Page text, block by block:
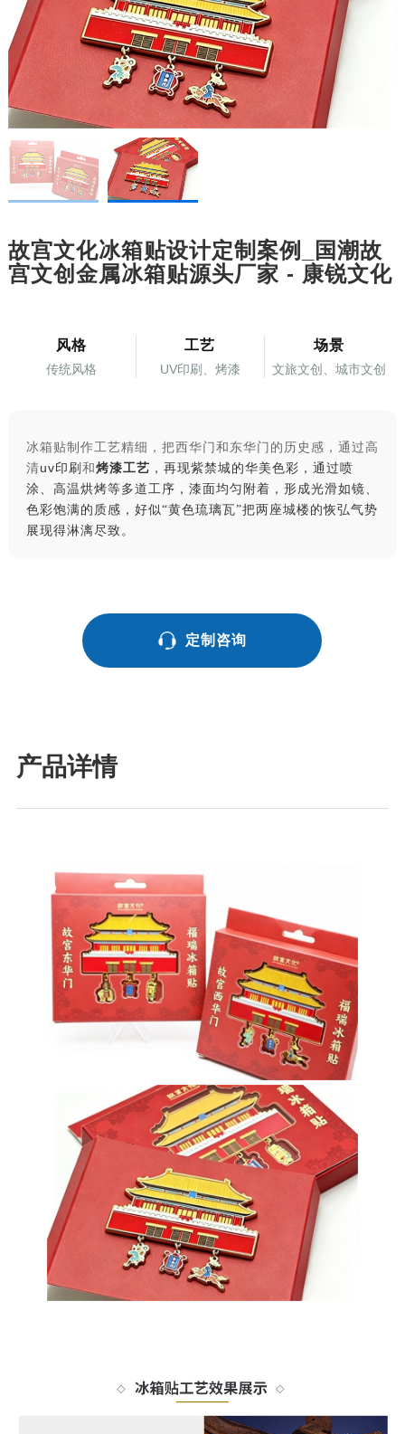
故宫文化冰箱贴设计定制案例_国潮故
宫文创金属冰箱贴源头厂家 - 康锐文化
风格
传统风格
工艺
UV印刷、烤漆
场景
文旅文创、城市文创
冰箱贴制作工艺精细，把西华门和东华门的历史感，通过高
清uv印刷 和烤漆工艺 ， 再现紫禁城的华美色彩 ， 通过喷
涂、高温烘烤等多道工序，漆面均匀附着，形成光滑如镜、
色彩饱满的质感 ， 好似“黄色琉璃瓦”把两座城楼的恢弘气势
展现得淋漓尽致。
定制咨询
产品详情